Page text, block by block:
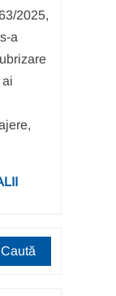
2025,
a